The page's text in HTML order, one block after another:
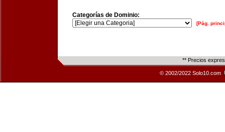
Categorías de Dominio:
[Pág.
** Precios
© 2002/2022 Solo10.com